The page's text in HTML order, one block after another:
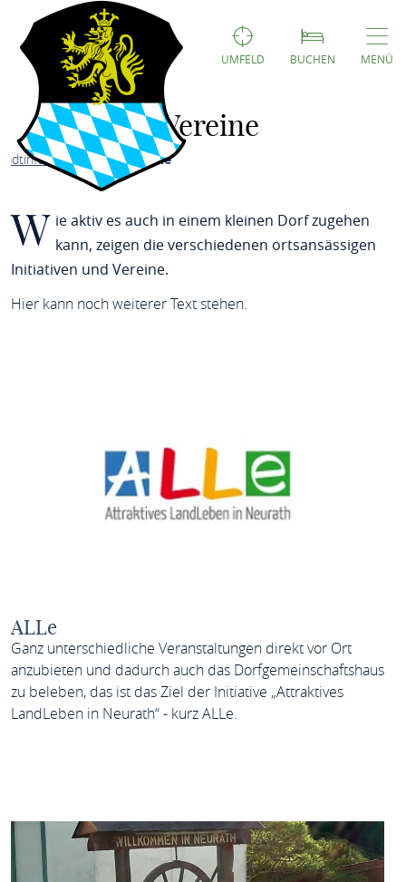
UMFELD BUCHEN MENÜ
Vereine
Stadtteile
W ie aktiv es auch in einem kleinen Dorf zugehen
kann, zeigen die verschiedenen ortsansässigen
Initiativen und Vereine.
Hier kann noch weiterer Text stehen.
ALLe
Ganz unterschiedliche Veranstaltungen direkt vor Ort
anzubieten und dadurch auch das Dorfgemeinschaftshaus
zu beleben, das ist das Ziel der Initiative „Attraktives
LandLeben in Neurath“ - kurz ALLe.